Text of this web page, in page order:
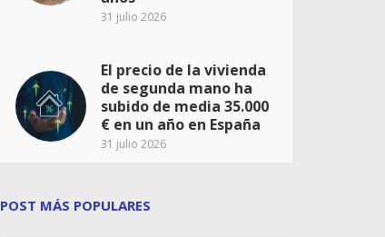
31 julio 2026
El precio de la vivienda
de segunda mano ha
subido de media 35.000
€ en un año en España
31 julio 2026
POST MÁS POPULARES